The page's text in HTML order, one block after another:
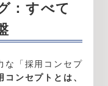
：すべて
な「採用コンセプ
ンセプトとは、